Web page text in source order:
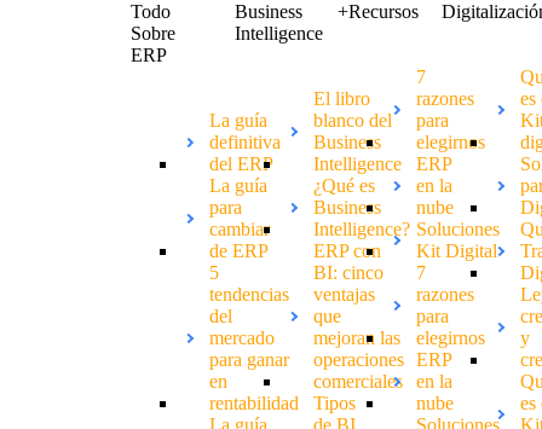
Todo
Sobre
ERP
La guía
definitiva
del ERP
La guía
para
cambiar
de ERP
5
tendencias
del
mercado
para ganar
en
rentabilidad
La guía
Business
Intelligence
El libro
blanco del
Business
Intelligence
¿Qué es
Business
Intelligence?
ERP con
BI: cinco
ventajas
que
mejoran las
operaciones
comerciales
Tipos
de BI
+Recursos
7
razones
para
elegirnos
ERP
en la
nube
Soluciones
Kit Digital
7
razones
para
elegirnos
ERP
en la
nube
Soluciones
es
y
es